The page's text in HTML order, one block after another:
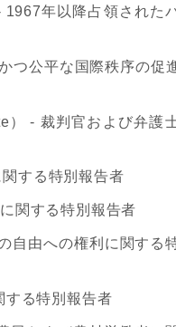
1967年以降占領された
つ公平な国際秩序の促
） - 裁判官および弁護
する特別報告者
関する特別報告者
自由への権利に関する
する特別報告者